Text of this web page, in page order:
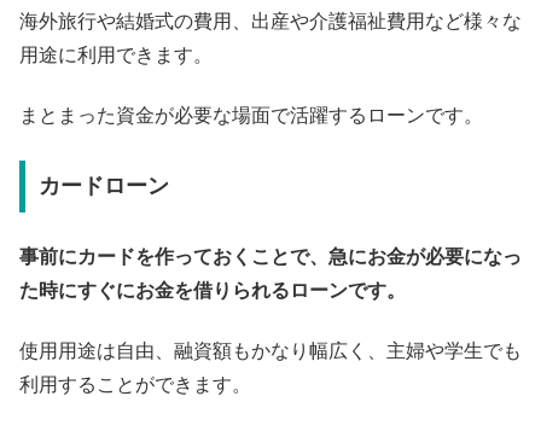
海外旅行や結婚式の費用、出産や介護福祉費用など様々な
用途に利用できます。
まとまった資金が必要な場面で活躍するローンです。
カードローン
事前にカードを作っておくことで、急にお金が必要になっ
た時にすぐにお金を借りられるローンです。
使用用途は自由、融資額もかなり幅広く、主婦や学生でも
利用することができます。